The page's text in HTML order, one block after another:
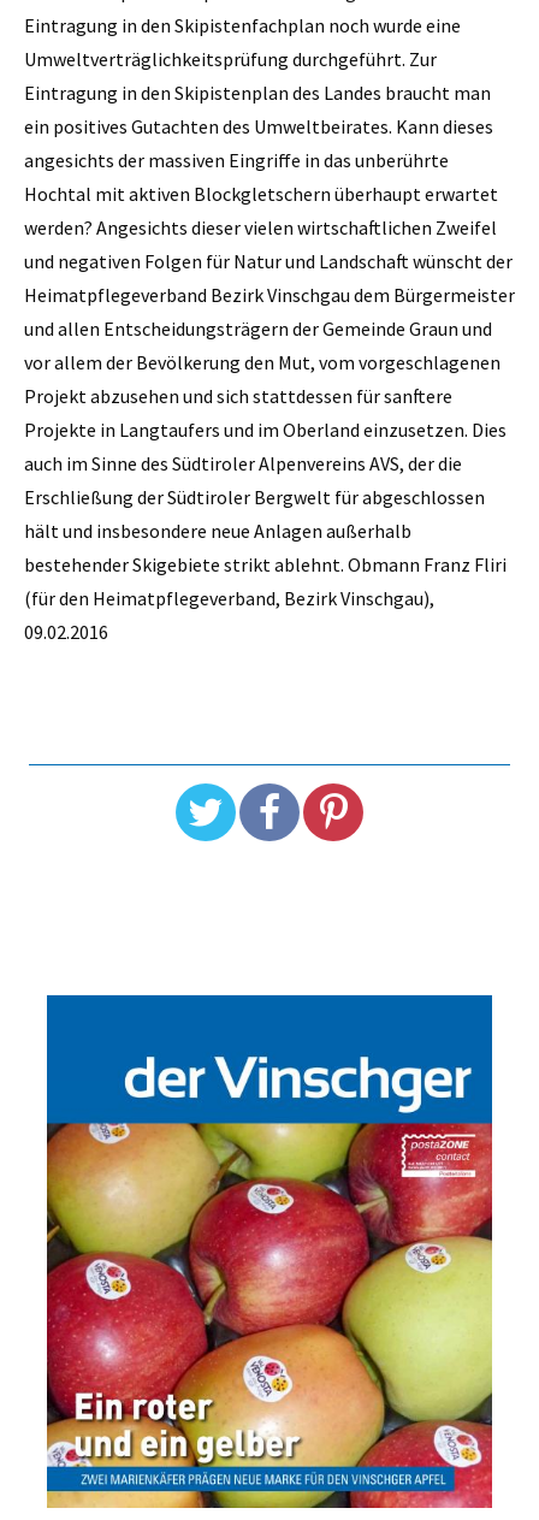
Eintragung in den Skipistenfachplan noch wurde eine
Umweltverträglichkeitsprüfung durchgeführt. Zur
Eintragung in den Skipistenplan des Landes braucht man
ein positives Gutachten des Umweltbeirates. Kann dieses
angesichts der massiven Eingriffe in das unberührte
Hochtal mit aktiven Blockgletschern überhaupt erwartet
werden? Angesichts dieser vielen wirtschaftlichen Zweifel
und negativen Folgen für Natur und Landschaft wünscht der
Heimatpflegeverband Bezirk Vinschgau dem Bürgermeister
und allen Entscheidungsträgern der Gemeinde Graun und
vor allem der Bevölkerung den Mut, vom vorgeschlagenen
Projekt abzusehen und sich stattdessen für sanftere
Projekte in Langtaufers und im Oberland einzusetzen. Dies
auch im Sinne des Südtiroler Alpenvereins AVS, der die
Erschließung der Südtiroler Bergwelt für abgeschlossen
hält und insbesondere neue Anlagen außerhalb
bestehender Skigebiete strikt ablehnt. Obmann Franz Fliri
(für den Heimatpflegeverband, Bezirk Vinschgau),
09.02.2016